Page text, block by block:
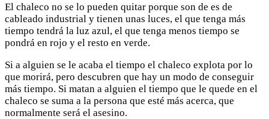
El chaleco no se lo pueden quitar porque son de es de
cableado industrial y tienen unas luces, el que tenga más
tiempo tendrá la luz azul, el que tenga menos tiempo se
pondrá en rojo y el resto en verde.
Si a alguien se le acaba el tiempo el chaleco explota por lo
que morirá, pero descubren que hay un modo de conseguir
más tiempo. Si matan a alguien el tiempo que le quede en el
chaleco se suma a la persona que esté más acerca, que
normalmente será el asesino.